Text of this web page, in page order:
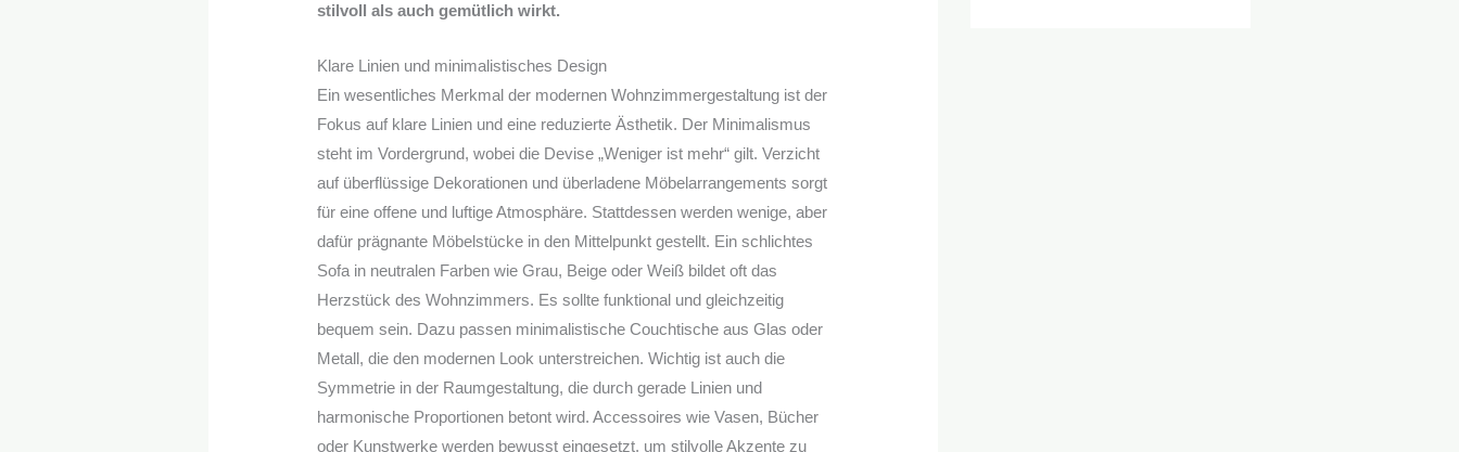
stilvoll als auch gemütlich wirkt.
Klare Linien und minimalistisches Design
Ein wesentliches Merkmal der modernen Wohnzimmergestaltung ist der
Fokus auf klare Linien und eine reduzierte Ästhetik. Der Minimalismus
steht im Vordergrund, wobei die Devise „Weniger ist mehr“ gilt. Verzicht
auf überflüssige Dekorationen und überladene Möbelarrangements sorgt
für eine offene und luftige Atmosphäre. Stattdessen werden wenige, aber
dafür prägnante Möbelstücke in den Mittelpunkt gestellt. Ein schlichtes
Sofa in neutralen Farben wie Grau, Beige oder Weiß bildet oft das
Herzstück des Wohnzimmers. Es sollte funktional und gleichzeitig
bequem sein. Dazu passen minimalistische Couchtische aus Glas oder
Metall, die den modernen Look unterstreichen. Wichtig ist auch die
Symmetrie in der Raumgestaltung, die durch gerade Linien und
harmonische Proportionen betont wird. Accessoires wie Vasen, Bücher
oder Kunstwerke werden bewusst eingesetzt, um stilvolle Akzente zu